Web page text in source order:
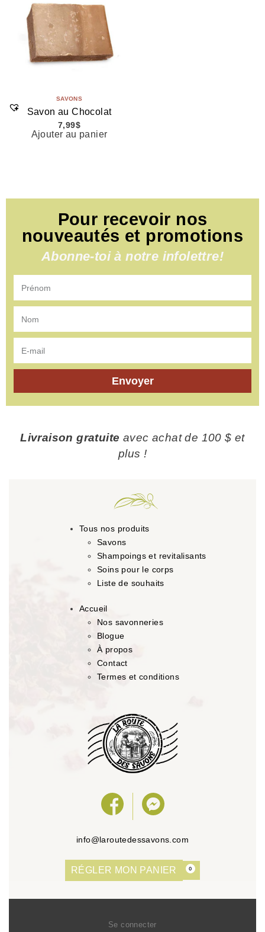
SAVONS
Savon au Chocolat
7,99$
Ajouter au panier
Pour recevoir nos
nouveautés et promotions
Abonne-toi à notre infolettre!
Envoyer
Livraison gratuite avec achat de 100 $ et
plus !
Tous nos produits
Savons
Shampoings et revitalisants
Soins pour le corps
Liste de souhaits
Accueil
Nos savonneries
Blogue
À propos
Contact
Termes et conditions
info@laroutedessavons.com
RÉGLER MON PANIER 0
Se connecter